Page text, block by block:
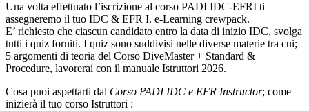
Una volta effettuato l’iscrizione al corso PADI IDC-EFRI ti
assegneremo il tuo IDC & EFR I. e-Learning crewpack.
E’ richiesto che ciascun candidato entro la data di inizio IDC, svolga
tutti i quiz forniti. I quiz sono suddivisi nelle diverse materie tra cui;
5 argomenti di teoria del Corso DiveMaster + Standard &
Procedure, lavorerai con il manuale Istruttori 2026.
Cosa puoi aspettarti dal Corso PADI IDC e EFR Instructor; come
inizierà il tuo corso Istruttori :